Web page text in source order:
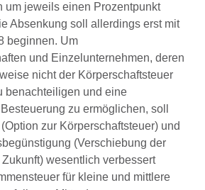
um jeweils einen Prozentpunkt
Absenkung soll allerdings erst mit
beginnen. Um
und Einzelunternehmen, deren
nicht der Körperschaftsteuer
benachteiligen und eine
zu ermöglichen, soll
zur Körperschaftsteuer) und
(Verschiebung der
wesentlich verbessert
für kleine und mittlere